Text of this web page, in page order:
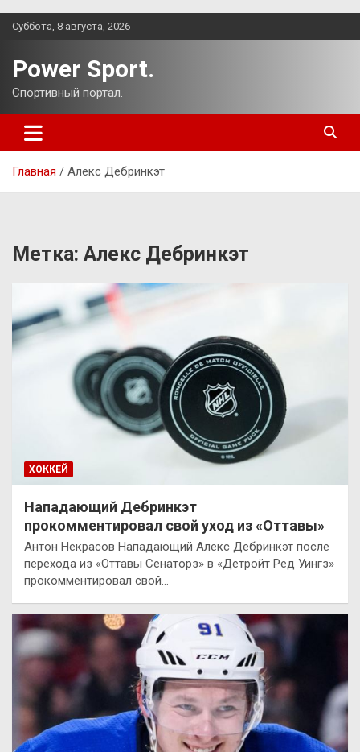
Перейти
Суббота, 8 августа, 2026
Power Sport.
Спортивный портал.
Главная Алекс Дебринкэт
Метка: Алекс Дебринкэт
ХОККЕЙ
Нападающий Дебринкэт
прокомментировал свой уход из «Оттавы»
Антон Некрасов Нападающий Алекс Дебринкэт после
перехода из «Оттавы Сенаторз» в «Детройт Ред Уингз»
прокомментировал свой…